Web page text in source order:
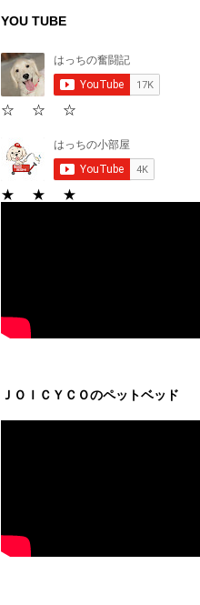
YOU TUBE
☆ ☆ ☆
★ ★ ★
ＪＯＩＣＹＣＯのペットベッド